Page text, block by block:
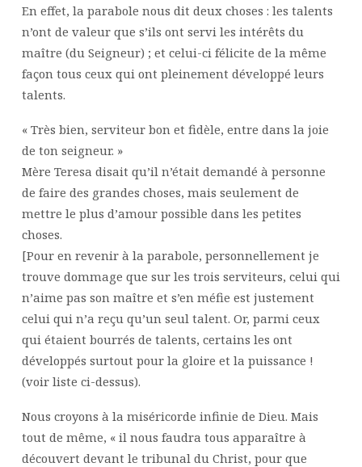
En effet, la parabole nous dit deux choses : les talents
n’ont de valeur que s’ils ont servi les intérêts du
maître (du Seigneur) ; et celui-ci félicite de la même
façon tous ceux qui ont pleinement développé leurs
talents.
« Très bien, serviteur bon et fidèle, entre dans la joie
de ton seigneur. »
Mère Teresa disait qu’il n’était demandé à personne
de faire des grandes choses, mais seulement de
mettre le plus d’amour possible dans les petites
choses.
[Pour en revenir à la parabole, personnellement je
trouve dommage que sur les trois serviteurs, celui qui
n’aime pas son maître et s’en méfie est justement
celui qui n’a reçu qu’un seul talent. Or, parmi ceux
qui étaient bourrés de talents, certains les ont
développés surtout pour la gloire et la puissance !
(voir liste ci-dessus).
Nous croyons à la miséricorde infinie de Dieu. Mais
tout de même, « il nous faudra tous apparaître à
découvert devant le tribunal du Christ, pour que